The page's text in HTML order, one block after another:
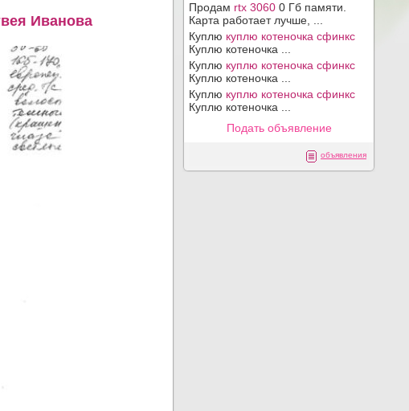
Иванова
Продам rtx 3060 0 Гб памяти.
Карта работает лучше, ...
Куплю куплю котеночка сфинкс
Куплю котеночка ...
Куплю куплю котеночка сфинкс
Куплю котеночка ...
Куплю куплю котеночка сфинкс
Куплю котеночка ...
Подать объявление
объявления